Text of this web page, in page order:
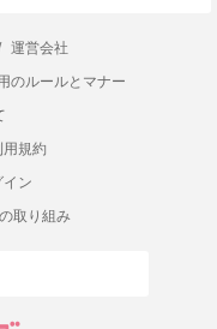
運営会社
のルールとマナー
用規約
イン
取り組み